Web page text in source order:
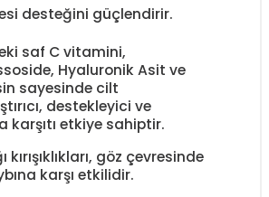
desteğini güçlendirir.
saf C vitamini,
Hyaluronik Asit ve
sayesinde cilt
destekleyici ve
karşıtı etkiye sahiptir.
kırışıklıkları, göz çevresinde
karşı etkilidir.